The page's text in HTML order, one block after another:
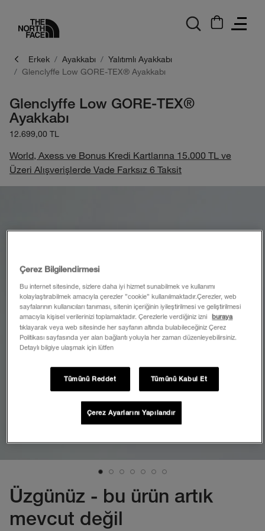
Erkek Ayakkabı
Yalıtımlı Ayakkabı
Glenclyffe Low GORE-TEX® Ayakkabı
Glenclyffe Low GORE-TEX®
Ayakkabı
12.699,00 TL
World, Axess ve Bonus Kredi Kartlarına 15.000 TL ve
Üzeri Alışverişlerde Vade Farksız 6 Taksit
Üzgünüz - bu ürün artık
mevcut değil
Çerez Bilgilendirmesi
Bu internet sitesinde, sizlere daha iyi hizmet sunabilmek ve kullanımı
kolaylaştırabilmek amacıyla çerezler ”cookie” kullanılmaktadır.Çerezler, web
sayfalarının kullanıcıları tanıması, sitenin içeriğinin iyileştirilmesi ve geliştirilmesi
amacıyla kişisel verilerinizi toplamaktadır. Çerezlerle verdiğiniz izni
buraya
tıklayarak veya web sitesinde her sayfanın altında bulabileceğiniz Çerez
Politikası sayfasında yer alan bağlantı yoluyla her zaman düzenleyebilirsiniz.
Detaylı bilgiye ulaşmak için lütfen
Tümünü Reddet Tümünü Kabul Et
Çerez Ayarlarını Yapılandır